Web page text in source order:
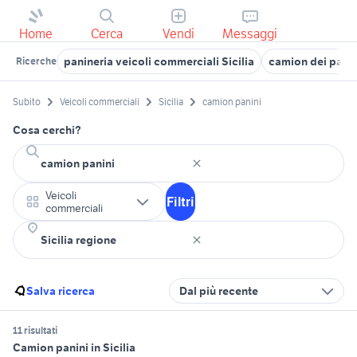
Home Cerca Vendi Messaggi
Ricerche panineria veicoli commerciali Sicilia camion dei
Subito Veicoli commerciali Sicilia camion panini
Cosa cerchi?
Veicoli
commerciali
Filtri
Salva ricerca Dal più recente
11 risultati
Camion panini in Sicilia